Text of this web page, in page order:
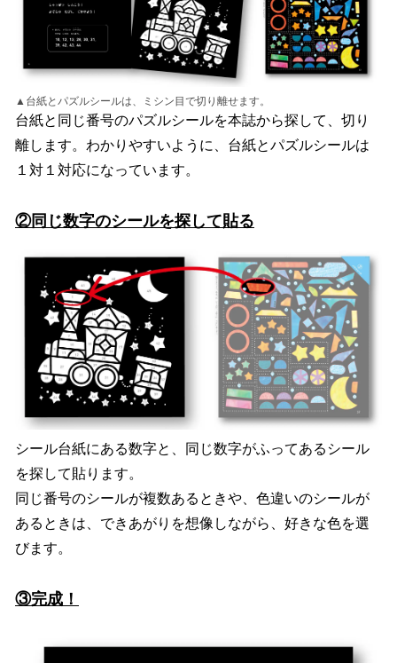
▲台紙とパズルシールは、ミシン目で切り離せます。
台紙と同じ番号のパズルシールを本誌から探して、切り
離します。わかりやすいように、台紙とパズルシールは
１対１対応になっています。
②同じ数字のシールを探して貼る
シール台紙にある数字と、同じ数字がふってあるシール
を探して貼ります。
同じ番号のシールが複数あるときや、色違いのシールが
あるときは、できあがりを想像しながら、好きな色を選
びます。
③完成！